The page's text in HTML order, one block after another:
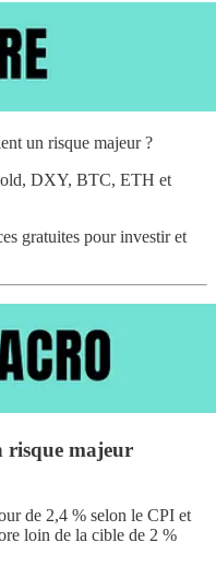
un risque majeur ?
DXY, BTC, ETH et
gratuites pour investir et
risque majeur
de 2,4 % selon le CPI et
loin de la cible de 2 %